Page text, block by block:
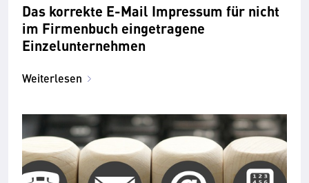
Das korrekte E-Mail Impressum für nicht
im Firmenbuch eingetragene
Einzelunternehmen
Weiterlesen